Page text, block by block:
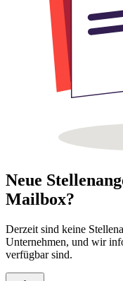
Neue
Mailbox?
Derzeit sind keine
Unternehmen, und wir
verfügbar sind.